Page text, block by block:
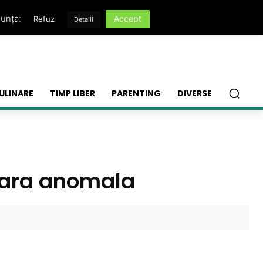
TIMP LIBER PARENTING DIVERSE
anomala
Refuz Detalii Accept